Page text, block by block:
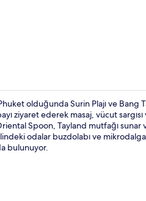
olduğunda Surin Plajı ve Bang
ziyaret ederek masaj, vücut
Spoon, Tayland mutfağı sunar
odalar buzdolabı ve
bulunuyor.